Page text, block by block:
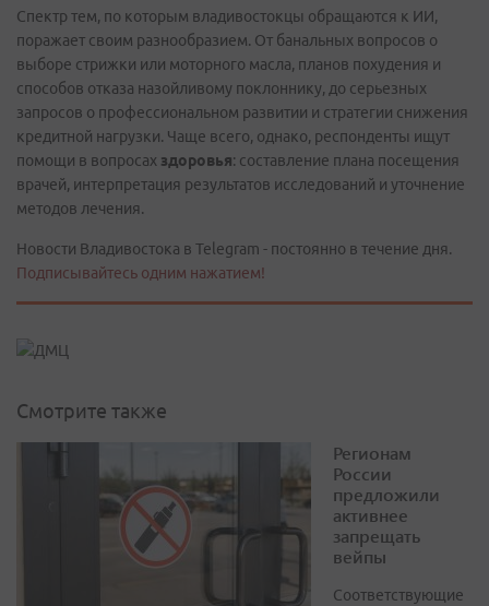
Спектр тем, по которым владивостокцы обращаются к ИИ,
поражает своим разнообразием. От банальных вопросов о
выборе стрижки или моторного масла, планов похудения и
способов отказа назойливому поклоннику, до серьезных
запросов о профессиональном развитии и стратегии снижения
кредитной нагрузки. Чаще всего, однако, респонденты ищут
помощи в вопросах здоровья: составление плана посещения
врачей, интерпретация результатов исследований и уточнение
методов лечения.
Новости Владивостока в Telegram - постоянно в течение дня.
Подписывайтесь одним нажатием!
Смотрите также
Регионам
России
предложили
активнее
запрещать
вейпы
Соответствующие